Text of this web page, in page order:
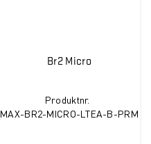
Br2 Micro
Produktnr.
MAX-BR2-MICRO-LTEA-B-PRM